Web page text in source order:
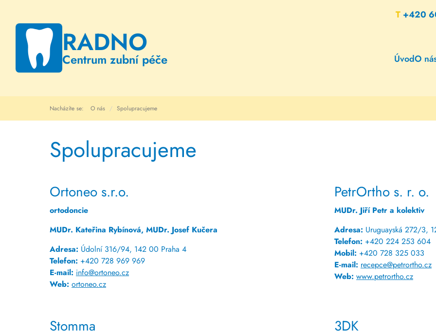
T +420
RADNO
Centrum zubní péče ÚvodO
Nacházíte se: O nás Spolupracujeme
Spolupracujeme
Ortoneo s.r.o.
ortodoncie
MUDr. Kateřina Rybínová, MUDr. Josef Kučera
Adresa: Údolní 316/94, 142 00 Praha 4
Telefon: +420 728 969 969
E-mail: info@ortoneo.cz
Web: ortoneo.cz
PetrOrtho s. r. o.
MUDr. Jiří Petr a kolektiv
Adresa: Uruguayská 272/3,
Telefon: +420 224 253 604
Mobil: +420 728 325 033
E-mail: recepce@petrortho.cz
Web: www.petrortho.cz
Stomma 3DK